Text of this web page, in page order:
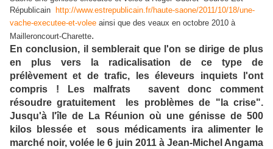
Républicain
http://www.estrepublicain.fr/haute-saone/2011/10/18/une-
vache-executee-et-volee ainsi que des veaux en octobre 2010 à
Mailleroncourt-Charette.
En conclusion, il semblerait que l'on se dirige de plus
en plus vers la radicalisation de ce type de
prélèvement et de trafic, les éleveurs inquiets l'ont
compris ! Les malfrats savent donc comment
résoudre gratuitement les problèmes de "la crise".
Jusqu'à l'île de La Réunion où une génisse de 500
kilos blessée et sous médicaments ira alimenter le
marché noir, volée le 6 juin 2011 à Jean-Michel Angama